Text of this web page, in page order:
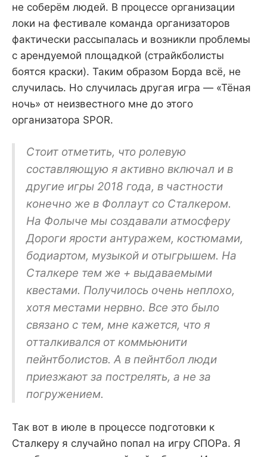
не соберём людей. В процессе организации
локи на фестивале команда организаторов
фактически рассыпалась и возникли проблемы
с арендуемой площадкой (страйкболисты
боятся краски). Таким образом Борда всё, не
случилась. Но случилась другая игра — «Тёная
ночь» от неизвестного мне до этого
организатора SPOR.
Стоит отметить, что ролевую
составляющую я активно включал и в
другие игры 2018 года, в частности
конечно же в Фоллаут со Сталкером.
На Фолыче мы создавали атмосферу
Дороги ярости антуражем, костюмами,
бодиартом, музыкой и отыгрышем. На
Сталкере тем же + выдаваемыми
квестами. Получилось очень неплохо,
хотя местами нервно. Все это было
связано с тем, мне кажется, что я
отталкивался от коммьюнити
пейнтболистов. А в пейнтбол люди
приезжают за пострелять, а не за
погружением.
Так вот в июле в процессе подготовки к
Сталкеру я случайно попал на игру СПОРа. Я